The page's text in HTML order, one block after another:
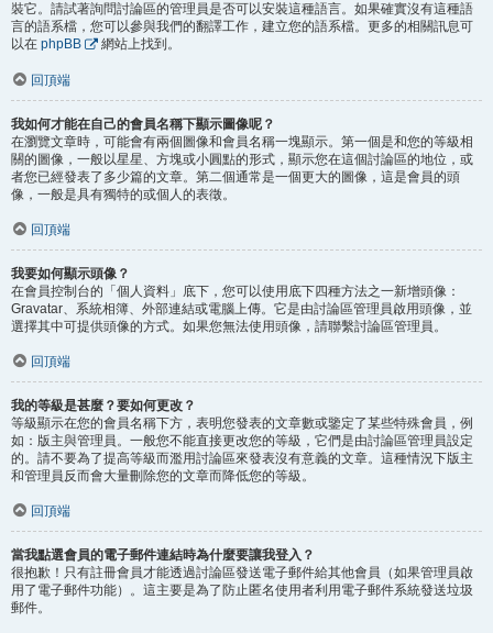
裝它。請試著詢問討論區的管理員是否可以安裝這種語言。如果確實沒有這種語
言的語系檔，您可以參與我們的翻譯工作，建立您的語系檔。更多的相關訊息可
以在 phpBB 網站上找到。
回頂端
我如何才能在自己的會員名稱下顯示圖像呢？
在瀏覽文章時，可能會有兩個圖像和會員名稱一塊顯示。第一個是和您的等級相
關的圖像，一般以星星、方塊或小圓點的形式，顯示您在這個討論區的地位，或
者您已經發表了多少篇的文章。第二個通常是一個更大的圖像，這是會員的頭
像，一般是具有獨特的或個人的表徵。
回頂端
我要如何顯示頭像？
在會員控制台的「個人資料」底下，您可以使用底下四種方法之一新增頭像：
Gravatar、系統相簿、外部連結或電腦上傳。它是由討論區管理員啟用頭像，並
選擇其中可提供頭像的方式。如果您無法使用頭像，請聯繫討論區管理員。
回頂端
我的等級是甚麼？要如何更改？
等級顯示在您的會員名稱下方，表明您發表的文章數或鑒定了某些特殊會員，例
如：版主與管理員。一般您不能直接更改您的等級，它們是由討論區管理員設定
的。請不要為了提高等級而濫用討論區來發表沒有意義的文章。這種情況下版主
和管理員反而會大量刪除您的文章而降低您的等級。
回頂端
當我點選會員的電子郵件連結時為什麼要讓我登入？
很抱歉！只有註冊會員才能透過討論區發送電子郵件給其他會員（如果管理員啟
用了電子郵件功能）。這主要是為了防止匿名使用者利用電子郵件系統發送垃圾
郵件。